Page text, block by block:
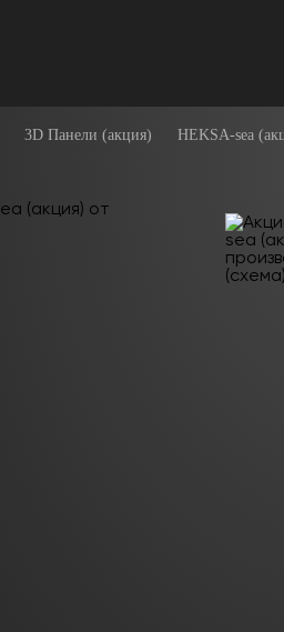
3D Панели (акция) HEKSA-sea